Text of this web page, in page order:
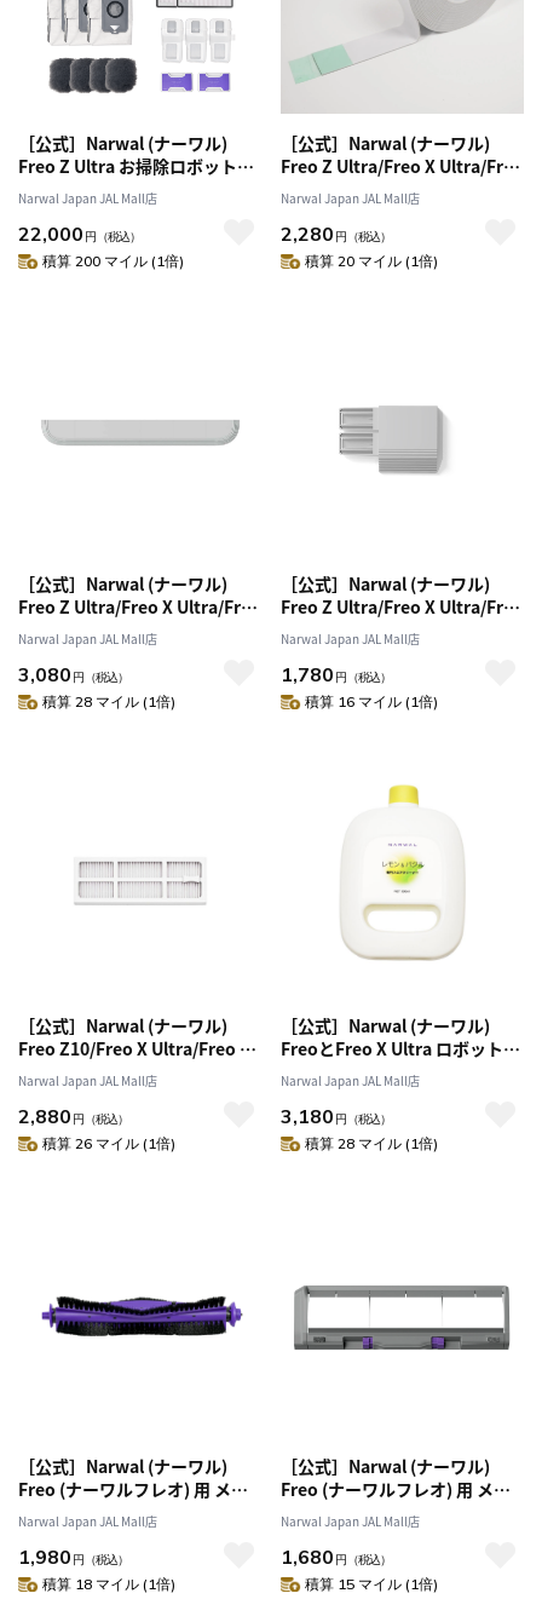
［公式］Narwal (ナーワル)
Freo Z Ultra お掃除ロボット用
アクセサリーセット
Narwal Japan JAL Mall店
22,000 円 （税込）
積算 200 マイル (1倍)
［公式］Narwal (ナーワル)
Freo Z Ultra/Freo X Ultra/Freo
X Plus 用カーペット固定用両面
テープ
Narwal Japan JAL Mall店
2,280 円 （税込）
積算 20 マイル (1倍)
［公式］Narwal (ナーワル)
Freo Z Ultra/Freo X Ultra/Freo
X Plus/Freo 用 ドアシルアッセ
ンブリー
Narwal Japan JAL Mall店
3,080 円 （税込）
積算 28 マイル (1倍)
［公式］Narwal (ナーワル)
Freo Z Ultra/Freo X Ultra/Freo
X Plus 用ドアバー拡張
Narwal Japan JAL Mall店
1,780 円 （税込）
積算 16 マイル (1倍)
［公式］Narwal (ナーワル)
Freo Z10/Freo X Ultra/Freo X
Plus/Freo Z Ultraダストボック
ス用HEPAフィルター(2個入)
Narwal Japan JAL Mall店
2,880 円 （税込）
積算 26 マイル (1倍)
［公式］Narwal (ナーワル)
FreoとFreo X Ultra ロボット掃
除機 専用洗浄液 (930ml)
Narwal Japan JAL Mall店
3,180 円 （税込）
積算 28 マイル (1倍)
［公式］Narwal (ナーワル)
Freo (ナーワルフレオ) 用 メイ
ンブラシ
Narwal Japan JAL Mall店
1,980 円 （税込）
積算 18 マイル (1倍)
［公式］Narwal (ナーワル)
Freo (ナーワルフレオ) 用 メイ
ンブラシカバー
Narwal Japan JAL Mall店
1,680 円 （税込）
積算 15 マイル (1倍)